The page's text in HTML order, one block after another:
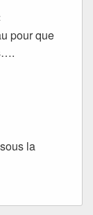
pour que
la